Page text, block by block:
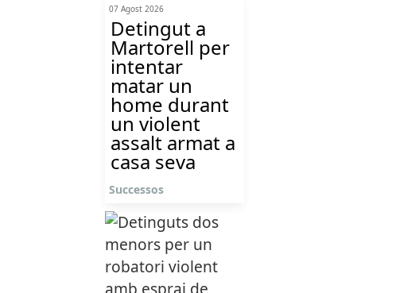
07 Agost 2026
Detingut a
Martorell per
intentar
matar un
home durant
un violent
assalt armat a
casa seva
Successos